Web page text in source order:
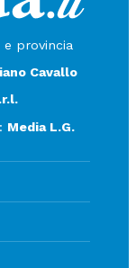
provincia
Cavallo
Media L.G.